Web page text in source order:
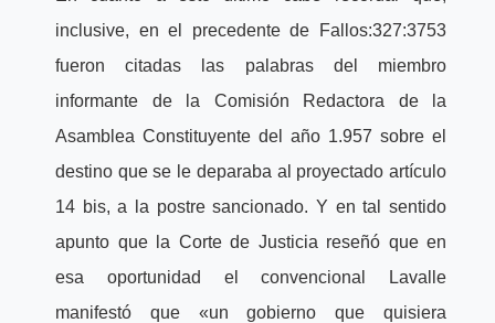
inclusive, en el precedente de Fallos:327:3753
fueron citadas las palabras del miembro
informante de la Comisión Redactora de la
Asamblea Constituyente del año 1.957 sobre el
destino que se le deparaba al proyectado artículo
14 bis, a la postre sancionado. Y en tal sentido
apunto que la Corte de Justicia reseñó que en
esa oportunidad el convencional Lavalle
manifestó que «un gobierno que quisiera